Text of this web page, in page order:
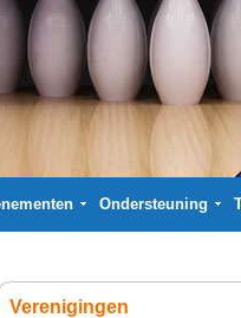
Ondersteuning
Verenigingen